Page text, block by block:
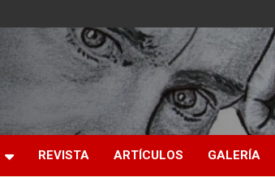
REVISTA ARTÍCULOS GALERÍA